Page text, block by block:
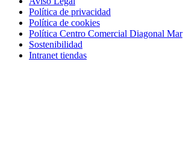
Política de privacidad
Política de cookies
Política Centro Comercial Diagonal Mar
Sostenibilidad
Intranet tiendas